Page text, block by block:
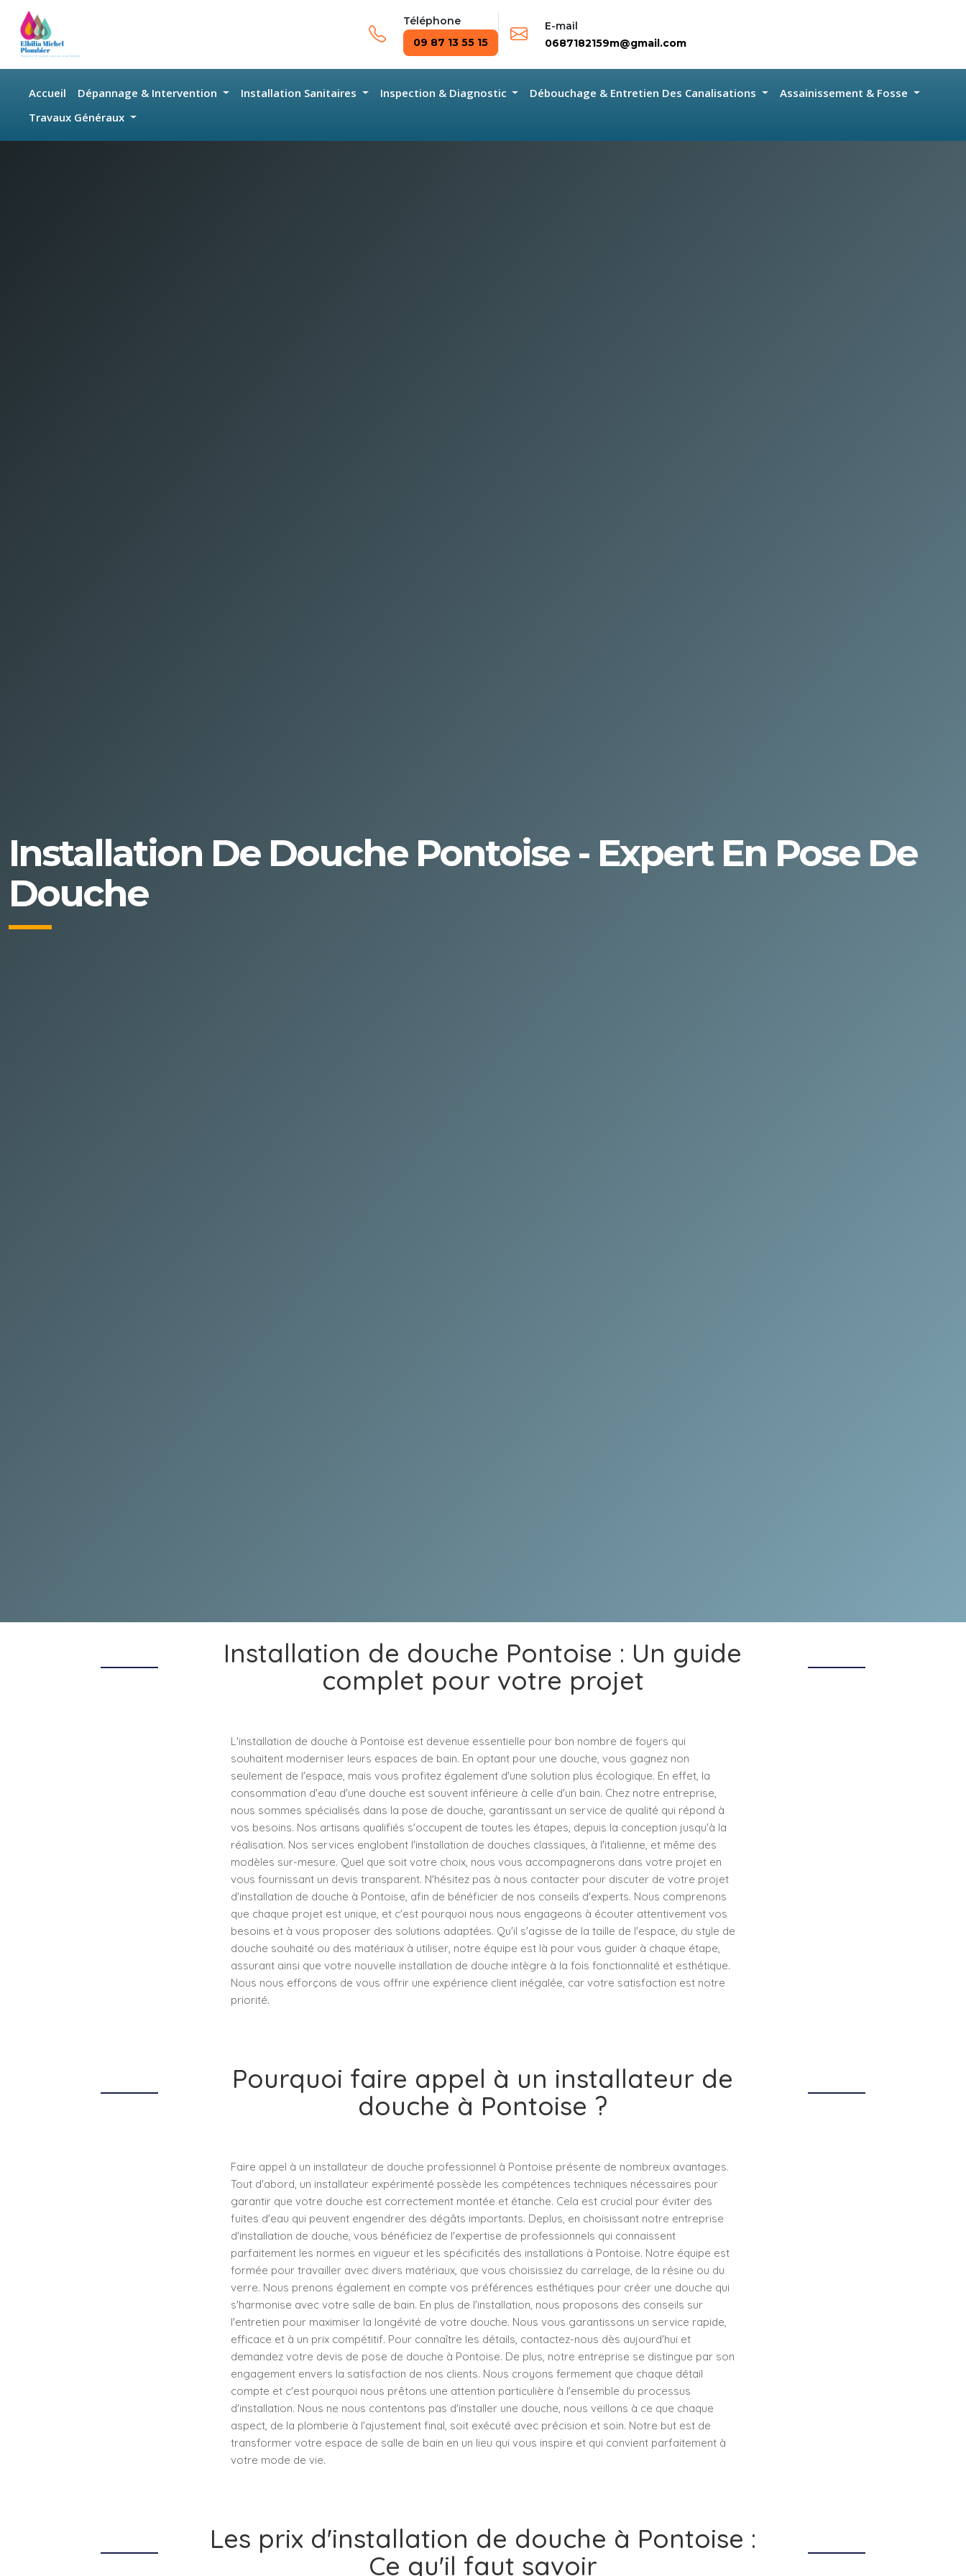
Skip to main content
Téléphone
09 87 13 55 15
E-mail
0687182159m@gmail.com
Accueil Dépannage & Intervention Installation Sanitaires Inspection & Diagnostic Débouchage & Entretien Des Canalisations
Assainissement & Fosse
Travaux Généraux
Installation De Douche Pontoise - Expert En Pose De
Douche
Installation de douche Pontoise : Un guide
complet pour votre projet
L'installation de douche à Pontoise est devenue essentielle pour bon nombre de foyers qui
souhaitent moderniser leurs espaces de bain. En optant pour une douche, vous gagnez non
seulement de l'espace, mais vous profitez également d'une solution plus écologique. En effet, la
consommation d'eau d'une douche est souvent inférieure à celle d'un bain. Chez notre entreprise,
nous sommes spécialisés dans la pose de douche, garantissant un service de qualité qui répond à
vos besoins. Nos artisans qualifiés s'occupent de toutes les étapes, depuis la conception jusqu'à la
réalisation. Nos services englobent l'installation de douches classiques, à l'italienne, et même des
modèles sur-mesure. Quel que soit votre choix, nous vous accompagnerons dans votre projet en
vous fournissant un devis transparent. N'hésitez pas à nous contacter pour discuter de votre projet
d'installation de douche à Pontoise, afin de bénéficier de nos conseils d'experts. Nous comprenons
que chaque projet est unique, et c'est pourquoi nous nous engageons à écouter attentivement vos
besoins et à vous proposer des solutions adaptées. Qu'il s'agisse de la taille de l'espace, du style de
douche souhaité ou des matériaux à utiliser, notre équipe est là pour vous guider à chaque étape,
assurant ainsi que votre nouvelle installation de douche intègre à la fois fonctionnalité et esthétique.
Nous nous efforçons de vous offrir une expérience client inégalée, car votre satisfaction est notre
priorité.
Pourquoi faire appel à un installateur de
douche à Pontoise ?
Faire appel à un installateur de douche professionnel à Pontoise présente de nombreux avantages.
Tout d'abord, un installateur expérimenté possède les compétences techniques nécessaires pour
garantir que votre douche est correctement montée et étanche. Cela est crucial pour éviter des
fuites d'eau qui peuvent engendrer des dégâts importants. Deplus, en choisissant notre entreprise
d'installation de douche, vous bénéficiez de l'expertise de professionnels qui connaissent
parfaitement les normes en vigueur et les spécificités des installations à Pontoise. Notre équipe est
formée pour travailler avec divers matériaux, que vous choisissiez du carrelage, de la résine ou du
verre. Nous prenons également en compte vos préférences esthétiques pour créer une douche qui
s'harmonise avec votre salle de bain. En plus de l'installation, nous proposons des conseils sur
l'entretien pour maximiser la longévité de votre douche. Nous vous garantissons un service rapide,
efficace et à un prix compétitif. Pour connaître les détails, contactez-nous dès aujourd'hui et
demandez votre devis de pose de douche à Pontoise. De plus, notre entreprise se distingue par son
engagement envers la satisfaction de nos clients. Nous croyons fermement que chaque détail
compte et c'est pourquoi nous prêtons une attention particulière à l'ensemble du processus
d'installation. Nous ne nous contentons pas d'installer une douche, nous veillons à ce que chaque
aspect, de la plomberie à l'ajustement final, soit exécuté avec précision et soin. Notre but est de
transformer votre espace de salle de bain en un lieu qui vous inspire et qui convient parfaitement à
votre mode de vie.
Les prix d'installation de douche à Pontoise :
Ce qu'il faut savoir